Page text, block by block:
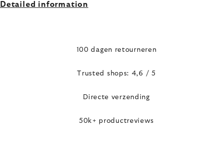
Detailed information
100 dagen retourneren
Trusted shops: 4,6 / 5
Directe verzending
50k+ productreviews